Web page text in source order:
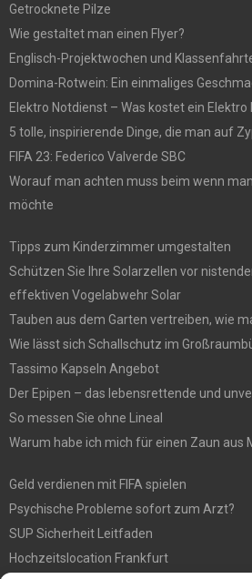
Getrocknete Pilze
Wie gestaltet man einen Flyer?
Englisch-Projektwochen und
Domina-Rotwein: Ein einmaliges
Elektro Notdienst – Was kostet ein Elektro
5 tolle, inspirierende Dinge, die man auf
FIFA 23: Federico Valverde SBC
Worauf man achten muss beim wenn
möchte
Tipps zum Kinderzimmer umgestalten
Schützen Sie Ihre Solarzellen vor
effektiven Vogelabwehr Solar
Tauben aus dem Garten vertreiben, wie
Wie lässt sich Schallschutz im
Tassimo Kapseln Angebot
Der Epipen – das lebensrettende und
So messen Sie ohne Lineal
Warum habe ich mich für einen Zaun aus
Geld verdienen mit FIFA spielen
Psychische Probleme sofort zum Arzt?
SUP Sicherheit Leitfaden
Hochzeitslocation Frankfurt